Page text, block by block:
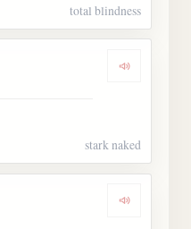
total blindness
Dengarkan
stark naked